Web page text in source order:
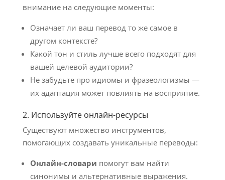
внимание на следующие моменты:
Означает ли ваш перевод то же самое в
другом контексте?
Какой тон и стиль лучше всего подходят для
вашей целевой аудитории?
Не забудьте про идиомы и фразеологизмы —
их адаптация может повлиять на восприятие.
2. Используйте онлайн-ресурсы
Существуют множество инструментов,
помогающих создавать уникальные переводы:
Онлайн-словари помогут вам найти
синонимы и альтернативные выражения.